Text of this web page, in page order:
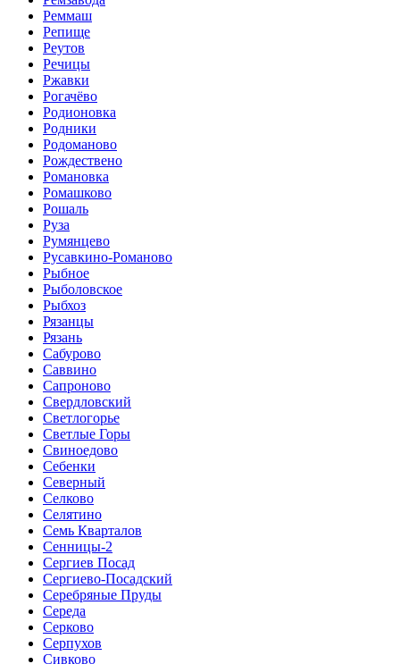
Реммаш
Репище
Реутов
Речицы
Ржавки
Рогачёво
Родионовка
Родники
Родоманово
Рождествено
Романовка
Ромашково
Рошаль
Руза
Румянцево
Русавкино-Романово
Рыбное
Рыболовское
Рыбхоз
Рязанцы
Рязань
Сабурово
Саввино
Сапроново
Свердловский
Светлогорье
Светлые Горы
Свиноедово
Себенки
Северный
Селково
Селятино
Семь Кварталов
Сенницы-2
Сергиев Посад
Сергиево-Посадский
Серебряные Пруды
Середа
Серково
Серпухов
Сивково